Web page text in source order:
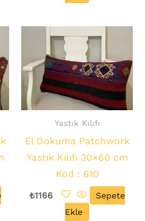
Yastık Kılıfı
El Dokuma Patchwork
Yastık Kılıfı 30×60 cm
Kod : 610
₺1166
Sepete
Ekle